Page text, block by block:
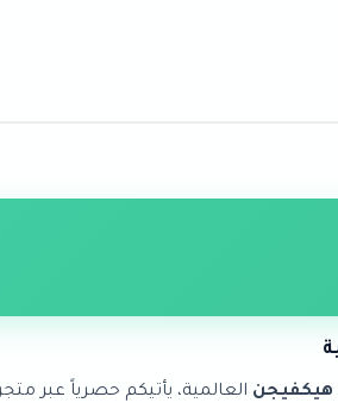
هيكفيجن العالمية، يأتيكم حصرياً عبر